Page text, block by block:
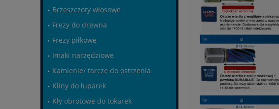
Brzeszczoty włosowe
Frezy do drewna
Frezy piłkowe
Imaki narzędziowe
Kamienie/ tarcze do ostrzenia
Kliny do łuparek
Kły obrotowe do tokarek